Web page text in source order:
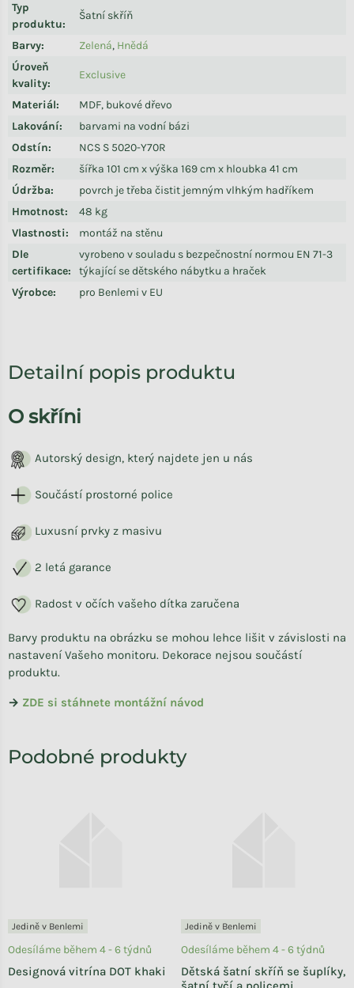
Typ
produktu:
Šatní skříň
Barvy: Zelená, Hnědá
Úroveň
kvality:
Exclusive
Materiál:
MDF, bukové dřevo
Lakování:
barvami na vodní bázi
Odstín:
NCS S 5020-Y70R
Rozměr:
šířka 101 cm x výška 169 cm x hloubka 41 cm
Údržba:
povrch je třeba čistit jemným vlhkým hadříkem
Hmotnost:
48 kg
Vlastnosti:
montáž na stěnu
Dle
certifikace:
vyrobeno v souladu s bezpečnostní normou EN 71-3
týkající se dětského nábytku a hraček
Výrobce: pro Benlemi v EU
Detailní popis produktu
O skříni
Autorský design, který najdete jen u nás
Součástí prostorné police
Luxusní prvky z masivu
2 letá garance
Radost v očích vašeho dítka zaručena
Barvy produktu na obrázku se mohou lehce lišit v závislosti na
nastavení Vašeho monitoru. Dekorace nejsou součástí
produktu.
→ ZDE si stáhnete montážní návod
Jedině v Benlemi
Designová vitrína DOT khaki
Odesíláme během 4 - 6 týdnů
Jedině v Benlemi
Dětská šatní skříň se šuplíky,
Odesíláme během 4 - 6 týdnů